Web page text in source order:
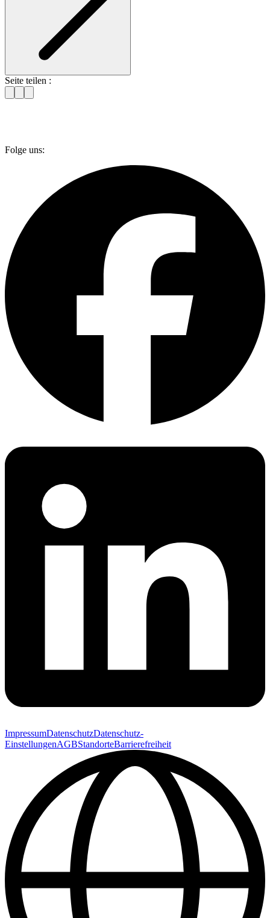
Seite teilen :
Folge uns:
ImpressumDatenschutzDatenschutz-
EinstellungenAGBStandorteBarrierefreiheit